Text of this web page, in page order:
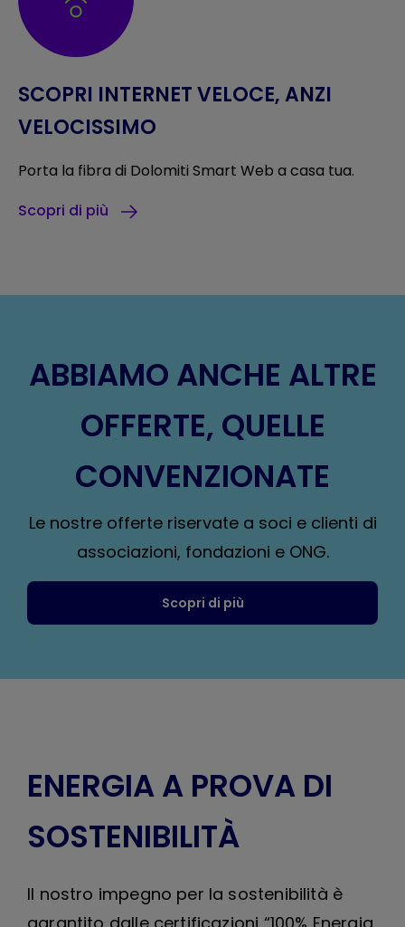
SCOPRI INTERNET VELOCE, ANZI
VELOCISSIMO
Porta la fibra di Dolomiti Smart Web a casa tua.
Scopri di più
ABBIAMO ANCHE ALTRE
OFFERTE, QUELLE
CONVENZIONATE
Le nostre offerte riservate a soci e clienti di
associazioni, fondazioni e ONG.
Scopri di più
ENERGIA A PROVA DI
SOSTENIBILITÀ
Il nostro impegno per la sostenibilità è